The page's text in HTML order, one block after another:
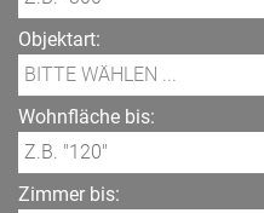
Objektart:
Wohnfläche bis:
Zimmer bis: